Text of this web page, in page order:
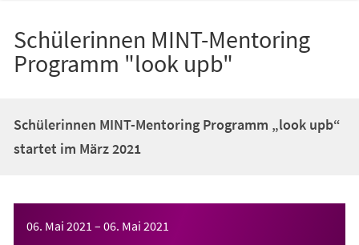
Schülerinnen MINT-Mentoring
Programm "look upb"
Schülerinnen MINT-Mentoring Programm „look upb“
startet im März 2021
06. Mai 2021 – 06. Mai 2021